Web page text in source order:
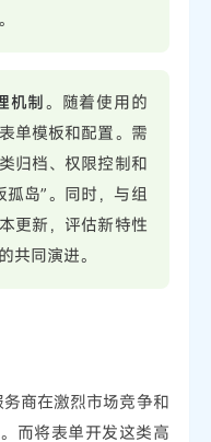
机制。随着使用的
单模板和配置。需
归档、权限控制和
孤岛”。同时，与组
更新，评估新特性
共同演进。
务商在激烈市场竞争和
而将表单开发这类高